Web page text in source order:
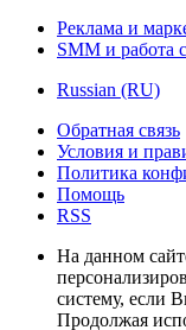
Реклама и
SMM и работа
Russian (RU)
Обратная связь
Условия и
Политика
Помощь
RSS
На данном
систему, если
Продолжая